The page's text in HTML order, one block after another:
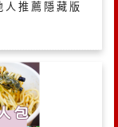
推薦隱藏版